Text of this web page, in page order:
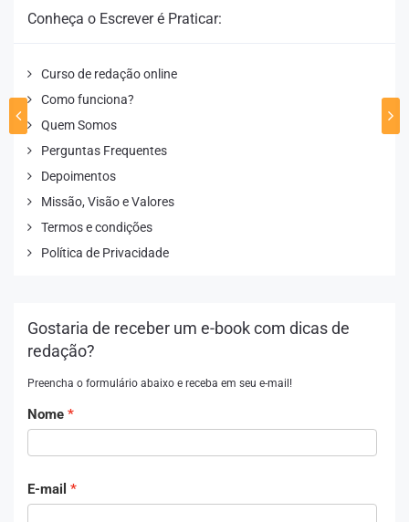
Conheça o Escrever é Praticar:
Curso de redação online
Como funciona?
Quem Somos
Perguntas Frequentes
Depoimentos
Missão, Visão e Valores
Termos e condições
Política de Privacidade
Gostaria de receber um e-book com dicas de
redação?
Preencha o formulário abaixo e receba em seu e-mail!
Nome
E-mail